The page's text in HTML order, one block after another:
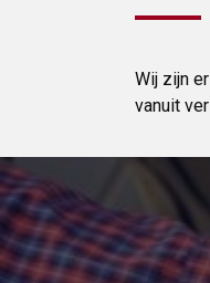
Wij zijn
vanuit